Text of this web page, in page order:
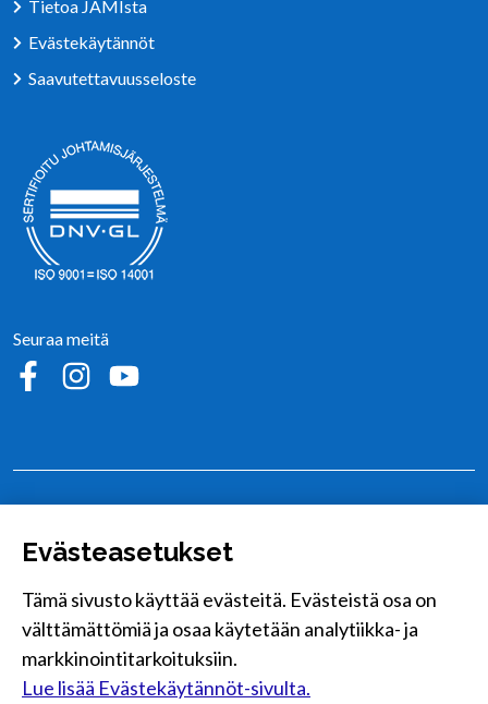
Tietoa JAMIsta
Evästekäytännöt
Saavutettavuusseloste
Seuraa meitä
Sosiaalinen media: facebook
Sosiaalinen media: instagram
Sosiaalinen media: youtube
Hoiskontie 25, 62900 Alajärvi
Kurejoentie 390, 62710 Kurejoki
Lappajärvi
Erkkiläntie 2, 62600 Lappajärvi
Evästeasetukset
Tämä sivusto käyttää evästeitä. Evästeistä osa on
välttämättömiä ja osaa käytetään analytiikka- ja
markkinointitarkoituksiin.
Lue lisää Evästekäytännöt-sivulta.